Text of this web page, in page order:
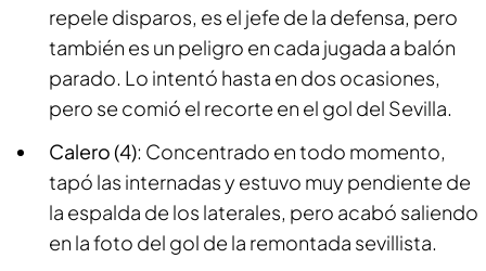
repele disparos, es el jefe de la defensa, pero
también es un peligro en cada jugada a balón
parado. Lo intentó hasta en dos ocasiones,
pero se comió el recorte en el gol del Sevilla.
Calero (4): Concentrado en todo momento,
tapó las internadas y estuvo muy pendiente de
la espalda de los laterales, pero acabó saliendo
en la foto del gol de la remontada sevillista.